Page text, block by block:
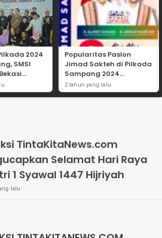
2024
SMSI
Popularitas Paslon
Jimad Sakteh di Pilkada
Sampang 2024
Didorong Kebijakan
Populis dan Dukungan
2 tahun yang lalu
TintaKitaNews.com
Selamat Hari Raya
1 Syawal 1447 Hijriyah
lalu